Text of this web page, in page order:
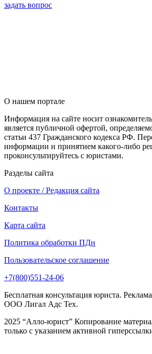
задать вопрос
О нашем портале
Информация на сайте носит
является публичной офертой,
статьи 437 Гражданского кодекса РФ.
информации и принятием какого-либо
проконсультируйтесь с юристами.
Разделы сайта
О проекте / Редакция сайта
Контакты
Карта сайта
Политика обработки ПДн
Пользовательское соглашение
+7(800)551-24-06
Бесплатная консультация юриста.
ООО Лигал Адс Тех.
2025 “Алло-юрист” Копирование
только с указанием активной